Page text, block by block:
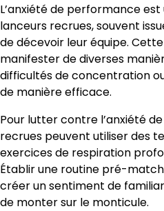
L’anxiété de performance
lanceurs recrues, souvent
de décevoir leur équipe.
manifester de diverses
difficultés de concentration
de manière efficace.
Pour lutter contre l’anxiété
recrues peuvent utiliser des
exercices de respiration
Établir une routine pré-
créer un sentiment de
de monter sur le monticule.